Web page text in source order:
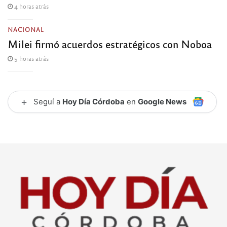
4 horas atrás
NACIONAL
Milei firmó acuerdos estratégicos con Noboa
5 horas atrás
+ Seguí a Hoy Día Córdoba en Google News